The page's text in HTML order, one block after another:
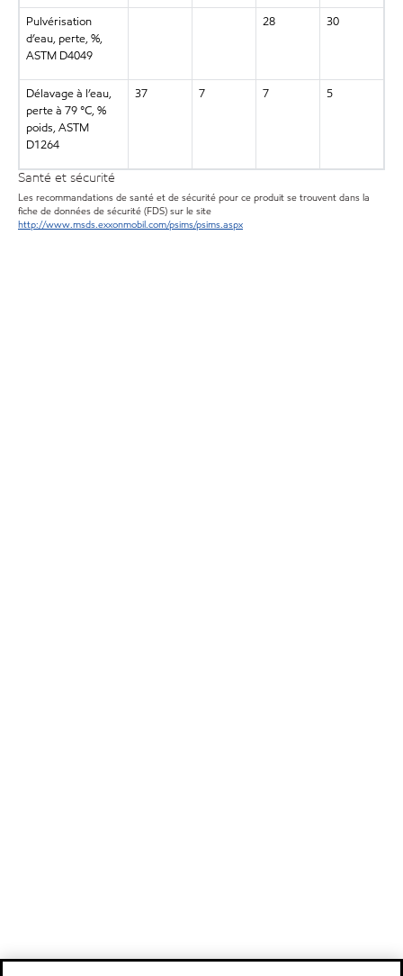
Pulvérisation
d’eau, perte, %,
ASTM D4049
28 30
Délavage à l’eau,
perte à 79 °C, %
poids, ASTM
D1264
37 7 7 5
Santé et sécurité
Les recommandations de santé et de sécurité pour ce produit se trouvent dans la
fiche de données de sécurité (FDS) sur le site
http://www.msds.exxonmobil.com/psims/psims.aspx